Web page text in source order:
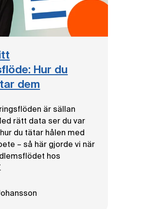
Hur du
dem
är sällan
rätt data ser du var
du tätar hålen med
– så här gjorde vi när
hos